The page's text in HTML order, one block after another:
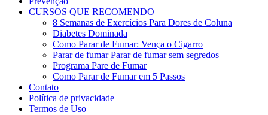
CURSOS QUE RECOMENDO
8 Semanas de Exercícios Para Dores de Coluna
Diabetes Dominada
Como Parar de Fumar: Vença o Cigarro
Parar de fumar Parar de fumar sem segredos
Programa Pare de Fumar
Como Parar de Fumar em 5 Passos
Contato
Política de privacidade
Termos de Uso